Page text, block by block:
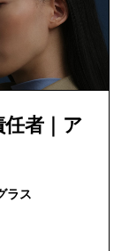
任者｜ア
ーマイグラス